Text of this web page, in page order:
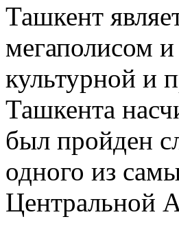
Ташкент
мегаполисом
культурной и
Ташкента
был пройден
одного из
Центральной